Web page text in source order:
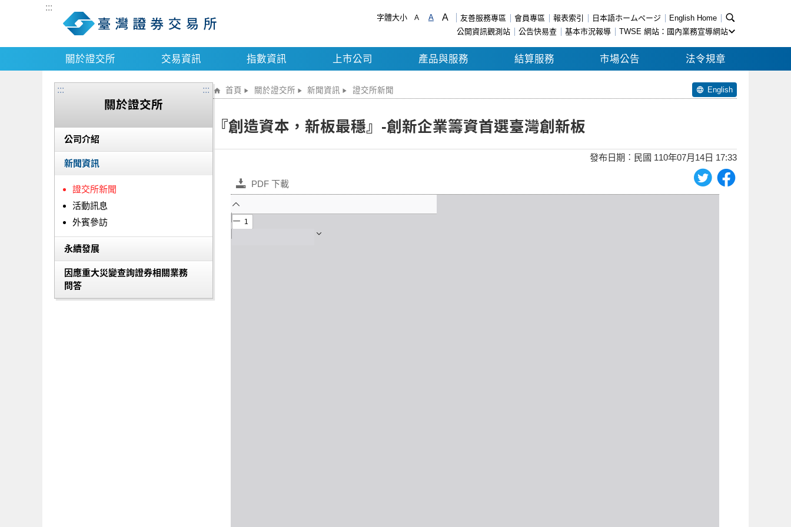
:::
字體大小 A A A 友善服務專區 會員專區 報表索引 日本語ホームページ
English Home
公開資訊觀測站
公告快易查 基本市況報導 TWSE 網站：國內業務宣導網站
關於證交所 交易資訊 指數資訊 上市公司 產品與服務 結算服務 市場公告 法令規章
:::
關於證交所
公司介紹
新聞資訊
證交所新聞
活動訊息
外賓參訪
永續發展
因應重大災變查詢證券相關業務
問答
::: 首頁 關於證交所 新聞資訊 證交所新聞 English
『創造資本，新板最穩』-創新企業籌資首選臺灣創新板
發布日期︰民國 110年07月14日 17:33
PDF 下載